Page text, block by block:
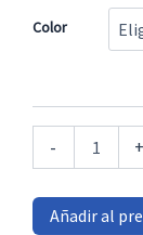
Color
-
microfibra
+
Añadir al